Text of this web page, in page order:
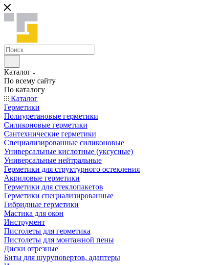
Каталог
По всему сайту
По каталогу
Каталог
Герметики
Полиуретановые герметики
Силиконовые герметики
Сантехнические герметики
Специализированные силиконовые
Универсальные кислотные (уксусные)
Универсальные нейтральные
Герметики для структурного остекления
Акриловые герметики
Герметики для стеклопакетов
Герметики специализированные
Гибридные герметики
Мастика для окон
Инструмент
Пистолеты для герметика
Пистолеты для монтажной пены
Диски отрезные
Биты для шуруповертов, адаптеры